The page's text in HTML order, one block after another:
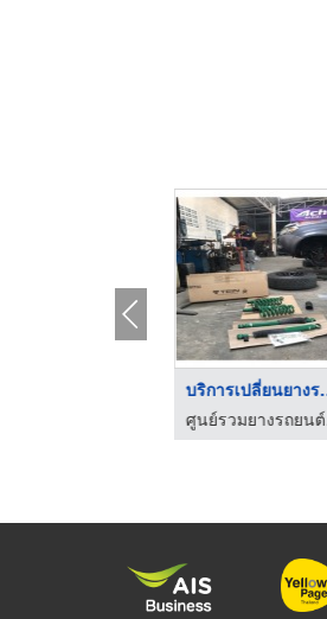
ขายยางรถยนต์ นครศรีธ ...
ศูนย์รวมยางรถยนต์ นครศรีธรรมราช-กะโรมยางยนต์